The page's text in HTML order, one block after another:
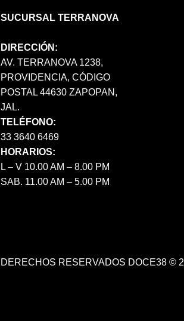
SUCURSAL TERRANOVA
DIRECCIÓN:
AV. TERRANOVA 1238,
PROVIDENCIA, CÓDIGO
POSTAL 44630 ZAPOPAN,
JAL.
TELÉFONO:
33 3640 6469
HORARIOS:
L – V 10.00 AM – 8.00 PM
SAB. 11.00 AM – 5.00 PM
DERECHOS RESERVADOS DOCE38 ©